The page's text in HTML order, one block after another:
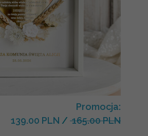
Promocja:
139.00 PLN / 165.00 PLN